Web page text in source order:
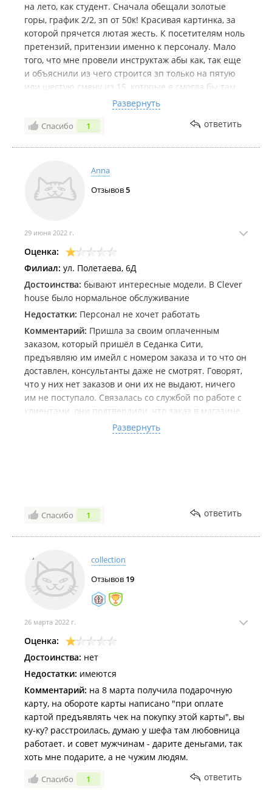
на лето, как студент. Сначала обещали золотые
горы, график 2/2, зп от 50к! Красивая картинка, за
которой прячется лютая жесть. К посетителям ноль
претензий, притензии именно к персоналу. Мало
того, что мне провели инструктаж абы как, так еще
и объяснили из чего строится зп только на пятую
или шестую смену из 15, которые я смогла бы там
отработать. Смен я в итоге отработала меньше,
потому что мне их сокращали по причине: "мы не
видели смысла ставить тебе больше смен, от тебя
зп тебе заплатят". Ага, вот только меньше
половины. Со мной даже договор заключать не
стали якобы потому, что я "на лето". Вы конечно
другие консультанты на крупные суммы. Когда я им
это предъевляла, мне говорили: "ой, правда что ли?
Ну прости)))"
ПРОСТИ? Это были мои продажи, а в итоге они в зп
у тех, кто наворовал)
Спасибо коллективу и управляющей, жалко, что я не
могу ничего предъявить вам за неимением даже
ВЫПИСКИ О ЗП). Как мило с вашей стороны.
Развернуть
Спасибо 1 ответить
Anna
Отзывов5
29 июня 2022 г.
Оценка:
Филиал: ул. Полетаева, 6Д
Достоинства: бывают интересные модели. В Clever
house было нормальное обслуживание
Недостатки: Персонал не хочет работать
Комментарий: Пришла за своим оплаченным
заказом, который пришёл в Седанка Сити,
предъявляю им имейл с номером заказа и то что он
доставлен, консультанты даже не смотрят. Говорят,
что у них нет заказов и они их не выдают, ничего
им не поступало. Связалась со службой по работе с
клиентами, они подтвердили, что заказ в магазине.
Что продавцы его приняли и отсканировали, но к
сожалению мне они отказались искать... Дата
Развернуть
Спасибо 1 ответить
collection
Отзывов 19
26 марта 2022 г.
Оценка:
Достоинства: нет
Недостатки: имеются
Комментарий: на 8 марта получила подарочную
карту, на обороте карты написано "при оплате
картой предъявлять чек на покупку этой карты", вы
ку-ку? расстроилась, думаю у шефа там любовница
работает. и совет мужчинам - дарите деньгами, так
хоть мне подарите, а не чужим людям.
Спасибо 1 ответить